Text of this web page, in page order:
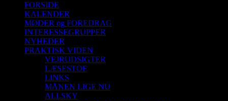
FORSIDE
KALENDER
MØDER og FOREDRAG
INTERESSEGRUPPER
NYHEDER
PRAKTISK VIDEN
VEJRUDSIGTER
LÆSESTOF
LINKS
MÅNEN LIGE NU
ALLSKY